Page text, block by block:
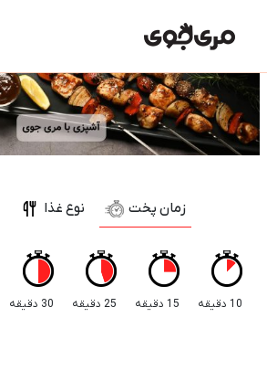
زمان پخت
10 دقیقه 15 دقیقه 25 دقیقه 30 دقیقه
نوع غذا
برای: